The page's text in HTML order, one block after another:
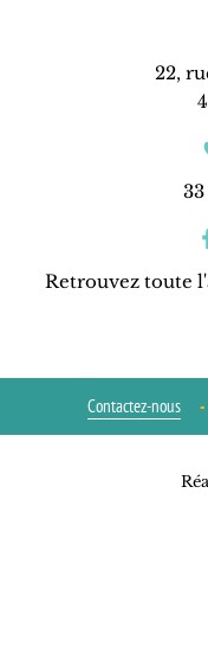
22,
33
Retrouvez toute
Contactez-nous